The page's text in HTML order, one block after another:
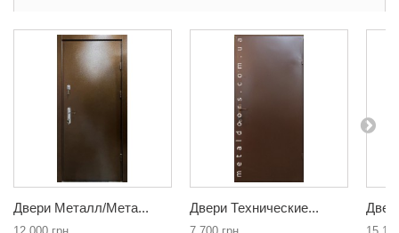
Двери Металл/Мета... Двери Технические...